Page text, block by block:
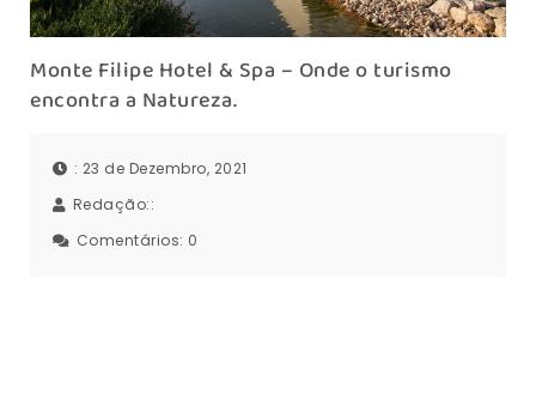
Monte Filipe Hotel & Spa – Onde o turismo
encontra a Natureza.
: 23 de Dezembro, 2021
Redação::
Comentários: 0